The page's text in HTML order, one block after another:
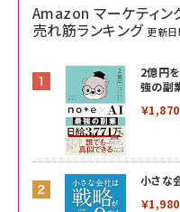
Amazon マーケティン
売れ筋ランキング 更新
2億円
強の副
￥1,870
小さな
￥1,980